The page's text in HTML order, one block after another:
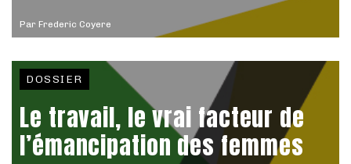
Par Frederic Coyere
DOSSIER
Le travail, le vrai facteur de
l’émancipation des femmes